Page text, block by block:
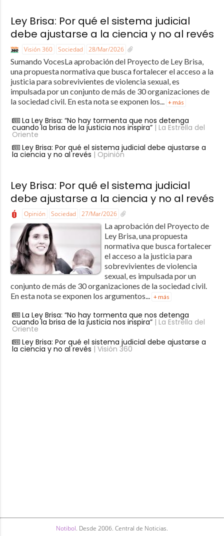
Ley Brisa: Por qué el sistema judicial
debe ajustarse a la ciencia y no al revés
Visión 360 Sociedad 28/Mar/2026
Sumando VocesLa aprobación del Proyecto de Ley Brisa,
una propuesta normativa que busca fortalecer el acceso a la
justicia para sobrevivientes de violencia sexual, es
impulsada por un conjunto de más de 30 organizaciones de
la sociedad civil. En esta nota se exponen los... + más
La Ley Brisa: “No hay tormenta que nos detenga
cuando la brisa de la justicia nos inspira”| La Estrella del
Oriente
Ley Brisa: Por qué el sistema judicial debe ajustarse a
la ciencia y no al revés | Opinión
Ley Brisa: Por qué el sistema judicial
debe ajustarse a la ciencia y no al revés
Opinión Sociedad 27/Mar/2026
La aprobación del Proyecto de
Ley Brisa, una propuesta
normativa que busca fortalecer
el acceso a la justicia para
sobrevivientes de violencia
sexual, es impulsada por un
conjunto de más de 30 organizaciones de la sociedad civil.
En esta nota se exponen los argumentos... + más
La Ley Brisa: “No hay tormenta que nos detenga
cuando la brisa de la justicia nos inspira”| La Estrella del
Oriente
Ley Brisa: Por qué el sistema judicial debe ajustarse a
la ciencia y no al revés | Visión 360
Notibol. Desde 2006. Central de Noticias.